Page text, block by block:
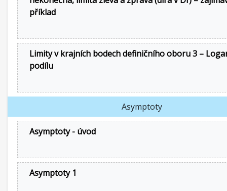
příklad
Limity v krajních bodech definičního oboru 3 –
podílu
Asymptoty
Asymptoty - úvod
Asymptoty 1